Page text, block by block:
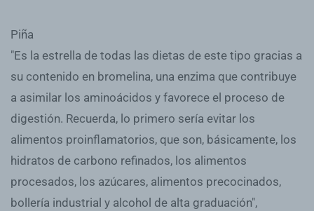
Piña
"Es la estrella de todas las dietas de este tipo gracias a
su contenido en bromelina, una enzima que contribuye
a asimilar los aminoácidos y favorece el proceso de
digestión. Recuerda, lo primero sería evitar los
alimentos proinflamatorios, que son, básicamente, los
hidratos de carbono refinados, los alimentos
procesados, los azúcares, alimentos precocinados,
bollería industrial y alcohol de alta graduación",